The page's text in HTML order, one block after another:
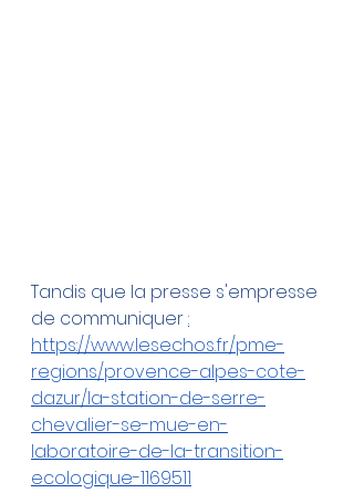
Tandis que la presse s'empresse
de communiquer :
https://www.lesechos.fr/pme-
regions/provence-alpes-cote-
dazur/la-station-de-serre-
chevalier-se-mue-en-
laboratoire-de-la-transition-
ecologique-1169511